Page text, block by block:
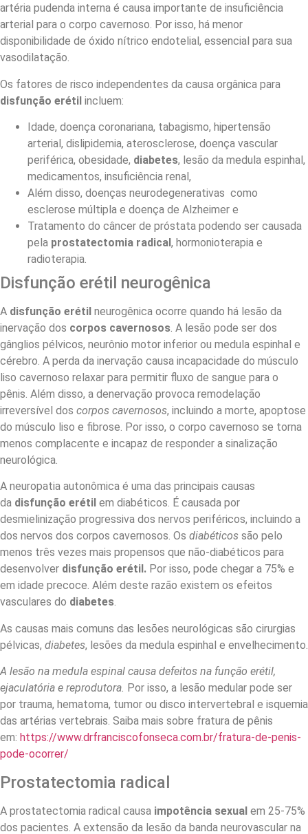
artéria pudenda interna é causa importante de insuficiência
arterial para o corpo cavernoso. Por isso, há menor
disponibilidade de óxido nítrico endotelial, essencial para sua
vasodilatação.
Os fatores de risco independentes da causa orgânica para
disfunção erétil incluem:
Idade, doença coronariana, tabagismo, hipertensão
arterial, dislipidemia, aterosclerose, doença vascular
periférica, obesidade, diabetes, lesão da medula espinhal,
medicamentos, insuficiência renal,
Além disso, doenças neurodegenerativas como
esclerose múltipla e doença de Alzheimer e
Tratamento do câncer de próstata podendo ser causada
pela prostatectomia radical, hormonioterapia e
radioterapia.
Disfunção erétil neurogênica
A disfunção erétil neurogênica ocorre quando há lesão da
inervação dos corpos cavernosos. A lesão pode ser dos
gânglios pélvicos, neurônio motor inferior ou medula espinhal e
cérebro. A perda da inervação causa incapacidade do músculo
liso cavernoso relaxar para permitir fluxo de sangue para o
pênis. Além disso, a denervação provoca remodelação
irreversível dos corpos cavernosos, incluindo a morte, apoptose
do músculo liso e fibrose. Por isso, o corpo cavernoso se torna
menos complacente e incapaz de responder a sinalização
neurológica.
A neuropatia autonômica é uma das principais causas
da disfunção erétil em diabéticos. É causada por
desmielinização progressiva dos nervos periféricos, incluindo a
dos nervos dos corpos cavernosos. Os diabéticos são pelo
menos três vezes mais propensos que não-diabéticos para
desenvolver disfunção erétil. Por isso, pode chegar a 75% e
em idade precoce. Além deste razão existem os efeitos
vasculares do diabetes.
As causas mais comuns das lesões neurológicas são cirurgias
pélvicas, diabetes, lesões da medula espinhal e envelhecimento.
A lesão na medula espinal causa defeitos na função erétil,
ejaculatória e reprodutora. Por isso, a lesão medular pode ser
por trauma, hematoma, tumor ou disco intervertebral e isquemia
das artérias vertebrais. Saiba mais sobre fratura de pênis
em: https://www.drfranciscofonseca.com.br/fratura-de-penis-
pode-ocorrer/
Prostatectomia radical
A prostatectomia radical causa impotência sexual em 25-75%
dos pacientes. A extensão da lesão da banda neurovascular na